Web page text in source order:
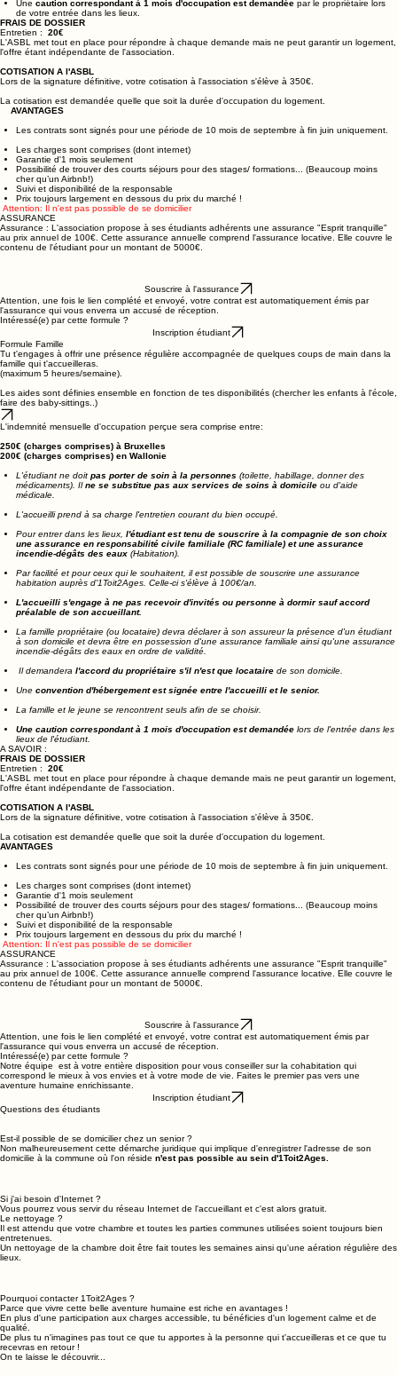
Le senior et le jeune se rencontrent seuls afin de se choisir.
Unecaution correspondant à 1 mois d'occupation est demandée
de votre entrée dans les lieux. ​
FRAIS DE DOSSIER
Entretien :20€
L'ASBL met tout en place pour répondre à chaque demande mais ne peut garantir un logement,
l'offre étant indépendante de l'association.
COTISATION A l'ASBL
Lors de la signature définitive, votre cotisation à l'association s'élève à 350€.
La cotisation est demandée quelle que soit la durée d'occupation du logement.
AVANTAGES
Les contrats sont signés pour une période de 10 mois de septembre à fin juin uniquement.
Les charges sont comprises (dont internet)
Garantie d'1 mois seulement
Possibilité de trouver des courts séjours pour des stages/ formations... (Beaucoup moins
cher qu’un Airbnb!)
Suivi et disponibilité de la responsable
Prix toujours largement en dessous du prix du marché !
Attention: Il n'est pas possible de se domicilier
ASSURANCE
Assurance : L'association propose à ses étudiants adhérents une assurance "Esprit tranquille"
Souscrire à l'assurance
Attention, une fois le lien complété et envoyé, votre contrat est automatiquement émis par
l'assurance qui vous enverra un accusé de réception.
Intéressé(e) par cette formule ?
Inscription étudiant
Formule Famille
Tu t'engages à offrir une présence régulière accompagnée de quelques coups de main dans la
famille qui t'accueilleras.
(maximum 5 heures/semaine).
Les aides sont définies ensemble en fonction de tes disponibilités (chercher les enfants à l'école,
faire des baby-sittings..)
L'indemnité mensuelle d'occupation perçue sera comprise entre:
250€ (charges comprises) à Bruxelles
200€ (charges comprises) en Wallonie
​L'étudiant ne doit
médicaments). Il ne se substitue pas aux services de soins à domicile
médicale.
L'accueilli prend à sa charge l'entretien courant du bien occupé.
Pour entrer dans les lieux,l'étudiant est tenu de souscrire à la compagnie de son choix
une assurance en responsabilité civile familiale (RC familiale) et une assurance
incendie-dégâts des eaux (Habitation).
Par facilité et pour ceux qui le souhaitent, il est possible de souscrire une assurance
habitation auprès d'1Toit2Ages. Celle-ci s'élève à 100€/an.
L'accueilli s'engage à ne pas recevoir d'invités ou personne à dormir sauf accord
préalable de son accueillant.
La famille propriétaire (ou locataire) devra déclarer à son assureur la présence d'un étudiant
à son domicile et devra être en possession d'une assurance familiale ainsi qu'une assurance
incendie-dégâts des eaux en ordre de validité.
Il demanderal'accord du propriétaire s'il n'est que locatairede son domicile.
Uneconvention d'hébergement est signée entre l'accueilli et le senior.
La famille et le jeune se rencontrent seuls afin de se choisir.
Une caution correspondant à 1 mois d'occupation est demandée
lieux de l'étudiant. ​
A SAVOIR :
FRAIS DE DOSSIER
Entretien :20€
L'ASBL met tout en place pour répondre à chaque demande mais ne peut garantir un logement,
l'offre étant indépendante de l'association.
COTISATION A l'ASBL
Lors de la signature définitive, votre cotisation à l'association s'élève à 350€.
La cotisation est demandée quelle que soit la durée d'occupation du logement.
AVANTAGES
Les contrats sont signés pour une période de 10 mois de septembre à fin juin uniquement.
Les charges sont comprises (dont internet)
Garantie d'1 mois seulement
Possibilité de trouver des courts séjours pour des stages/ formations... (Beaucoup moins
cher qu’un Airbnb!)
Suivi et disponibilité de la responsable
Prix toujours largement en dessous du prix du marché !
Attention: Il n'est pas possible de se domicilier
ASSURANCE
Assurance : L'association propose à ses étudiants adhérents une assurance "Esprit tranquille"
Souscrire à l'assurance
Attention, une fois le lien complété et envoyé, votre contrat est automatiquement émis par
l'assurance qui vous enverra un accusé de réception.
Intéressé(e) par cette formule ?
Notre équipe est à votre entière disposition pour vous conseiller sur la cohabitation qui
correspond le mieux à vos envies et à votre mode de vie. Faites le premier pas vers une
aventure humaine enrichissante.
Questions des étudiants
Est-il possible de se domicilier chez un senior ?
Si j'ai besoin d'Internet ?
Vous pourrez vous servir du réseau Internet de l'accueillant et c'est alors gratuit.
Le nettoyage ?
Il est attendu que votre chambre et toutes les parties communes utilisées soient toujours bien
entretenues.
Pourquoi contacter 1Toit2Ages ?
Parce que vivre cette belle aventure humaine est riche en avantages !
En plus d'une participation aux charges accessible, tu bénéficies d'un logement calme et de
qualité.
De plus tu n'imagines pas tout ce que tu apportes à la personne qui t'accueilleras et ce que tu